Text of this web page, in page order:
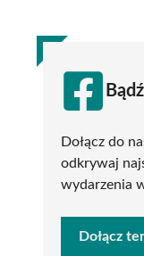
Dołącz do
odkrywaj
wydarzenia
Dołącz